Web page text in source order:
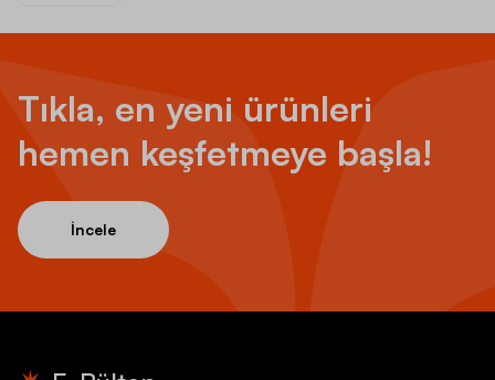
Tıkla, en yeni ürünleri
hemen keşfetmeye başla!
İncele